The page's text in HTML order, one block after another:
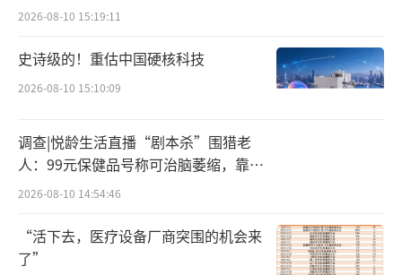
鲟龙科技一直在赚钱。2022年至2025年，
公司实现的营业收入分别为4.91亿元、5.77亿
元、6.69亿元、7.69亿元，同比增速均稳定在
两位数。同期，公司实现的归母净利润分别为
2.30亿元、2.70亿元、3.08亿元、3.63亿元，
保持了两位数的速度增长。
鲟龙科技的净利率较高。2022年至2025
年，公司净利率分别为47.54%、47.28%、48.
43%、47.47%，稳定在47%左右。
2026-08-10 15:19:11
史诗级的！重估中国硬核科技
2026-08-10 15:10:09
调查|悦龄生活直播“剧本杀”围猎老
人：99元保健品号称可治脑萎缩，靠鸡
蛋拉新一年开近两万家店
2026-08-10 14:54:46
“活下去，医疗设备厂商突围的机会来
了”